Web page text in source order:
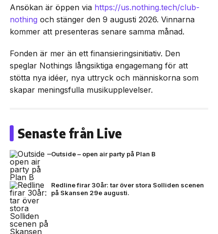
Ansökan är öppen via https://us.nothing.tech/club-
nothing och stänger den 9 augusti 2026. Vinnarna
kommer att presenteras senare samma månad.
Fonden är mer än ett finansieringsinitiativ. Den
speglar Nothings långsiktiga engagemang för att
stötta nya idéer, nya uttryck och människorna som
skapar meningsfulla musikupplevelser.
Senaste från Live
Outside – open air party på Plan B
Redline firar 30år: tar över stora Solliden scenen
på Skansen 29e augusti.